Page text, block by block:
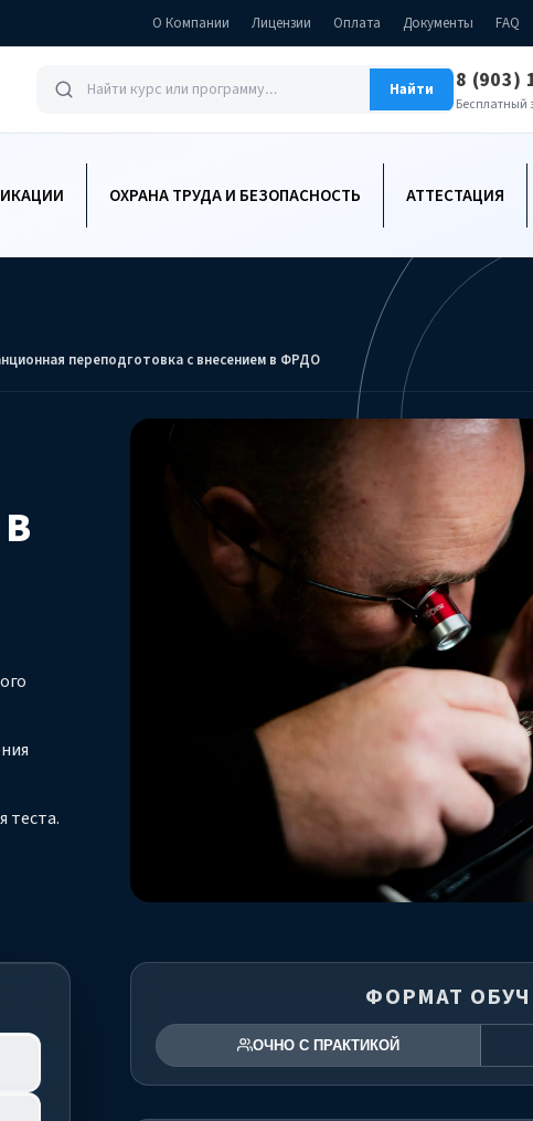
О Компании Лицензии Оплата Документы FAQ
Найти 8 (903)
Бесплатный
ОХРАНА ТРУДА И БЕЗОПАСНОСТЬ АТТЕСТАЦИЯ
переподготовка с внесением в ФРДО
теста.
ФОРМАТ
ОЧНО С ПРАКТИКОЙ